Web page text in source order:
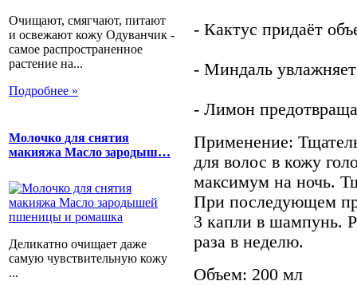
Очищают, смягчают, питают
и освежают кожу Одуванчик -
самое распространенное
растение на...
Подробнее »
Молочко для снятия
макияжа Масло зародыш…
Деликатно очищает даже
самую чувствительную кожу
...
- Кактус придаёт
- Миндаль
- Лимон
Применение:
для волос в кожу
максимум на ночь.
При последующем
3 капли в шампунь.
раза в неделю.
Oбъем: 200 мл